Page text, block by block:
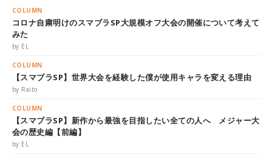
COLUMN
コロナ自粛明けのスマブラSP大規模オフ大会の開催について考えて
みた
by EL
COLUMN
【スマブラSP】世界大会を経験した僕が使用キャラを変える理由
by Raito
COLUMN
【スマブラSP】新作から最強を目指したい全ての人へ メジャー大
会の歴史編【前編】
by EL